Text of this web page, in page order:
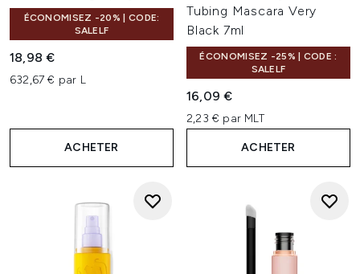
ÉCONOMISEZ -20% | CODE:
SALELF
18,98 €
632,67 € par L
ACHETER
Tubing Mascara Very
Black 7ml
ÉCONOMISEZ -25% | CODE :
SALELF
16,09 €
2,23 € par MLT
ACHETER